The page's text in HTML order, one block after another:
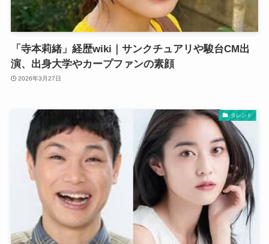
「寺本莉緒」経歴wiki｜サンクチュアリや駿台CM出
演、出身大学やカープファンの素顔
2026年3月27日
タレント